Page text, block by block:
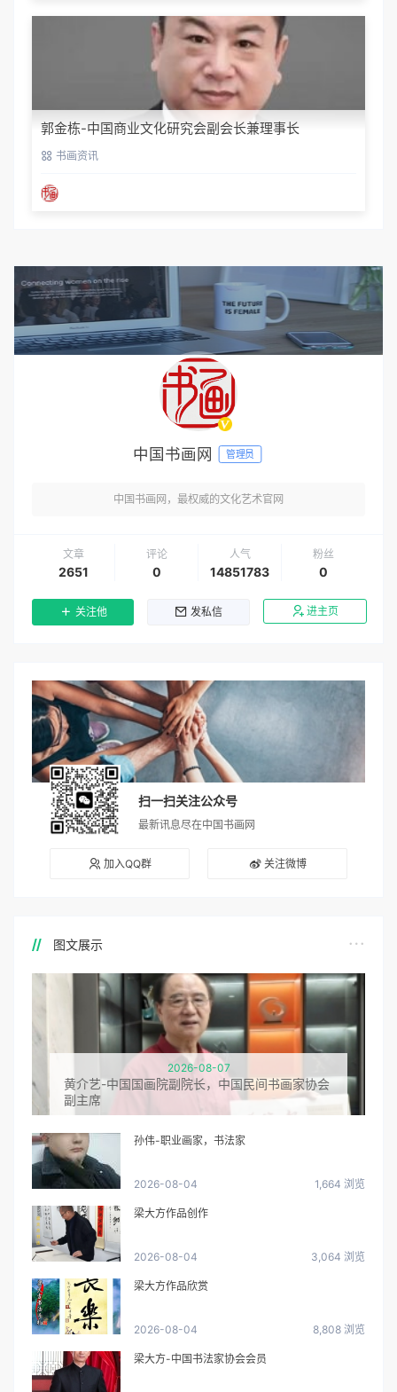
郭金栋-中国商业文化研究会副会长兼理事长
书画资讯
中国书画网 管理员
中国书画网，最权威的文化艺术官网
文章
2651
评论
0
人气
14851783
粉丝
0
关注他 发私信 进主页
扫一扫关注公众号
最新讯息尽在中国书画网
加入QQ群 关注微博
图文展示
2026-08-07
黄介艺-中国国画院副院长，中国民间书画家协会
副主席
孙伟-职业画家，书法家
2026-08-04 1,664 浏览
梁大方作品创作
2026-08-04 3,064 浏览
梁大方作品欣赏
2026-08-04 8,808 浏览
梁大方-中国书法家协会会员